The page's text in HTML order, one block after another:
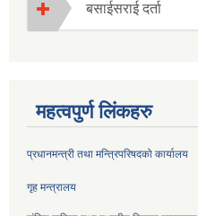
बसाईसराई दर्ता
महत्वपुर्ण लिंकहरु
प्रधानमन्त्री तथा मन्त्रिपरिषदको कार्यालय
गृह मन्त्रालय